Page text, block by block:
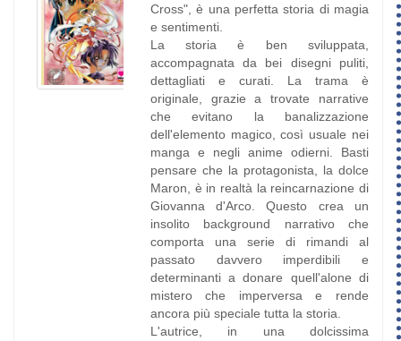
Cross", è una perfetta storia di magia
e sentimenti.
La storia è ben sviluppata,
accompagnata da bei disegni puliti,
dettagliati e curati. La trama è
originale, grazie a trovate narrative
che evitano la banalizzazione
dell'elemento magico, così usuale nei
manga e negli anime odierni. Basti
pensare che la protagonista, la dolce
Maron, è in realtà la reincarnazione di
Giovanna d'Arco. Questo crea un
insolito background narrativo che
comporta una serie di rimandi al
passato davvero imperdibili e
determinanti a donare quell'alone di
mistero che imperversa e rende
ancora più speciale tutta la storia.
L'autrice, in una dolcissima